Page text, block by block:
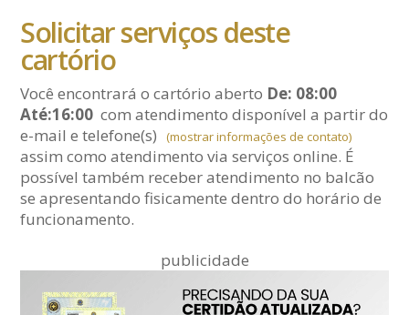
Solicitar serviços deste
cartório
Você encontrará o cartório aberto De: 08:00
Até:16:00 com atendimento disponível a partir do
e-maile telefone(s) (mostrar informações de contato)
assim como atendimento via serviços online. É
possível também receber atendimento no balcão
se apresentando fisicamente dentro do horário de
funcionamento.
publicidade